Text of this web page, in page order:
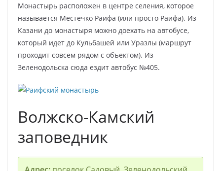
Монастырь расположен в центре селения, которое
называется Местечко Раифа (или просто Раифа). Из
Казани до монастыря можно доехать на автобусе,
который идет до Кульбашей или Уразлы (маршрут
проходит совсем рядом с объектом). Из
Зеленодольска сюда ездит автобус №405.
Волжско-Камский
заповедник